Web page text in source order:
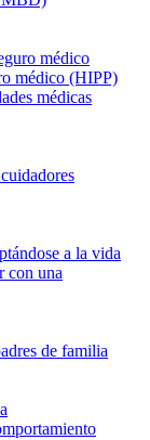
médico
médico (HIPP)
médicas
a la vida
con una
de familia